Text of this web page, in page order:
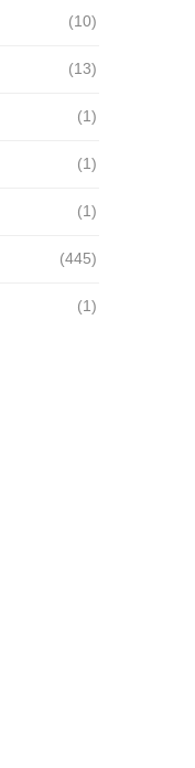
(10)
(13)
(1)
(1)
(1)
(445)
(1)